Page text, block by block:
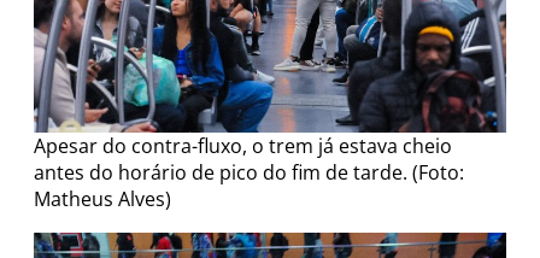
Apesar do contra-fluxo, o trem já estava cheio
antes do horário de pico do fim de tarde. (Foto:
Matheus Alves)